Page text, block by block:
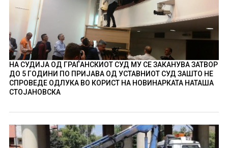
НА СУДИЈА ОД ГРАЃАНСКИОТ СУД МУ СЕ ЗАКАНУВА ЗАТВОР
ДО 5 ГОДИНИ ПО ПРИЈАВА ОД УСТАВНИОТ СУД ЗАШТО НЕ
СПРОВЕДЕ ОДЛУКА ВО КОРИСТ НА НОВИНАРКАТА НАТАША
СТОЈАНОВСКА